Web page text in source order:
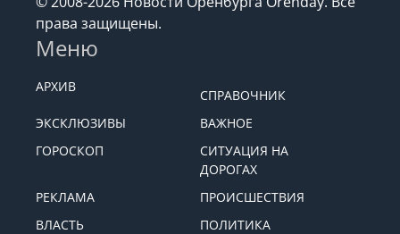
права защищены.
Меню
АРХИВ
СПРАВОЧНИК
ЭКСКЛЮЗИВЫ
ВАЖНОЕ
ГОРОСКОП
СИТУАЦИЯ НА
ДОРОГАХ
РЕКЛАМА
ПРОИСШЕСТВИЯ
ВЛАСТЬ
ПОЛИТИКА